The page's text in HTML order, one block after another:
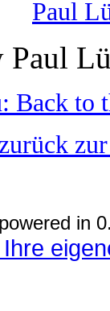
Paul
Back to
zurück
powered in